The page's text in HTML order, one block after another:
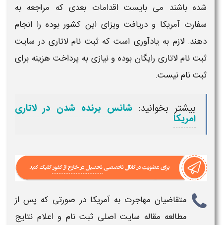
شده باشند می بایست اقدامات بعدی که مراجعه به
سفارت آمریکا و دریافت ویزای این کشور بوده را انجام
دهند. لازم به یادآوری است که ثبت نام لاتاری در سایت
ثبت نام لاتاری رایگانبوده و نیازی به پرداخت هزینه برای
ثبت نامنیست.
بیشتر بخوانید: شانس برنده شدن در لاتاری
امریکا
متقاضیان مهاجرت به آمریکا در صورتی که پس از
مطالعه مقاله سایت اصلی ثبت نام و اعلام نتایج